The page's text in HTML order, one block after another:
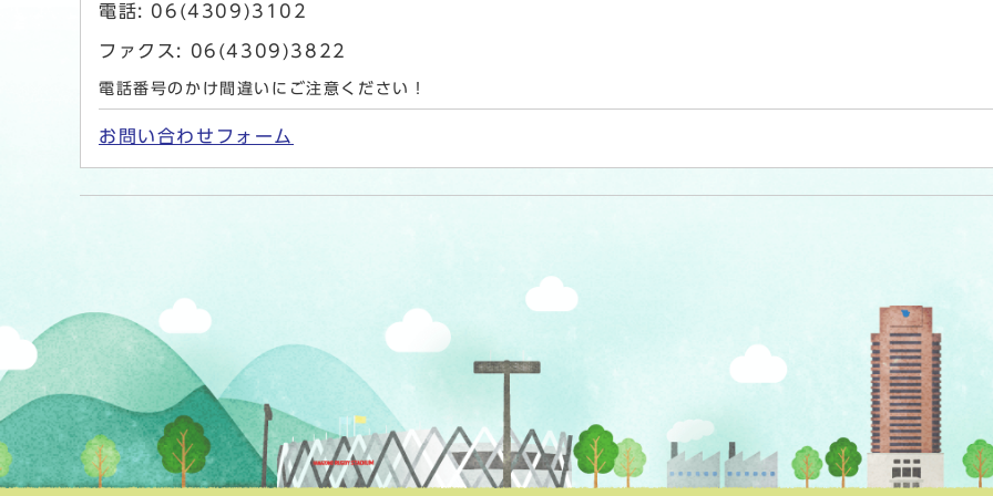
電話: 06(4309)3102
ファクス: 06(4309)3822
電話番号のかけ間違いにご注意ください！
お問い合わせフォーム